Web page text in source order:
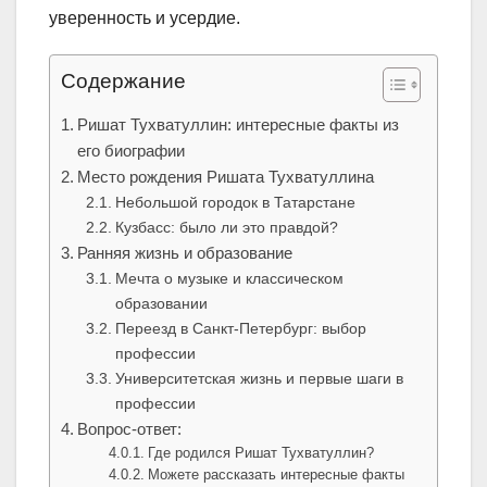
уверенность и усердие.
Содержание
Ришат Тухватуллин: интересные факты из
его биографии
Место рождения Ришата Тухватуллина
Небольшой городок в Татарстане
Кузбасс: было ли это правдой?
Ранняя жизнь и образование
Мечта о музыке и классическом
образовании
Переезд в Санкт-Петербург: выбор
профессии
Университетская жизнь и первые шаги в
профессии
Вопрос-ответ:
Где родился Ришат Тухватуллин?
Можете рассказать интересные факты